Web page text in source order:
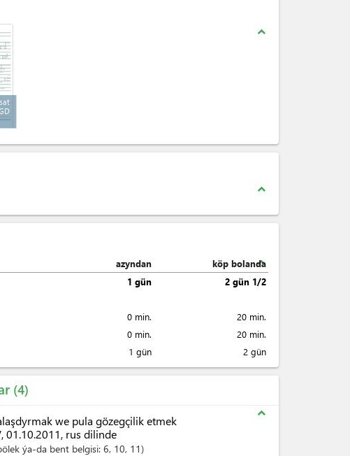
expand_less
expand_less
expand_less
azyndan
köp bolanda
1 gün
2 gün 1/2
0 min.
20 min.
0 min.
20 min.
1 gün 2 gün
4
expand_less
we pula gözegçilik etmek
01.10.2011, rus dilinde
ýa-da bent belgisi: 6, 10, 11